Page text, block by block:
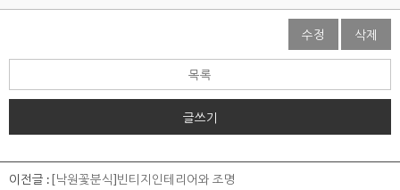
수정 삭제
목록
글쓰기
이전글 : [낙원꽃분식]빈티지인테리어와 조명